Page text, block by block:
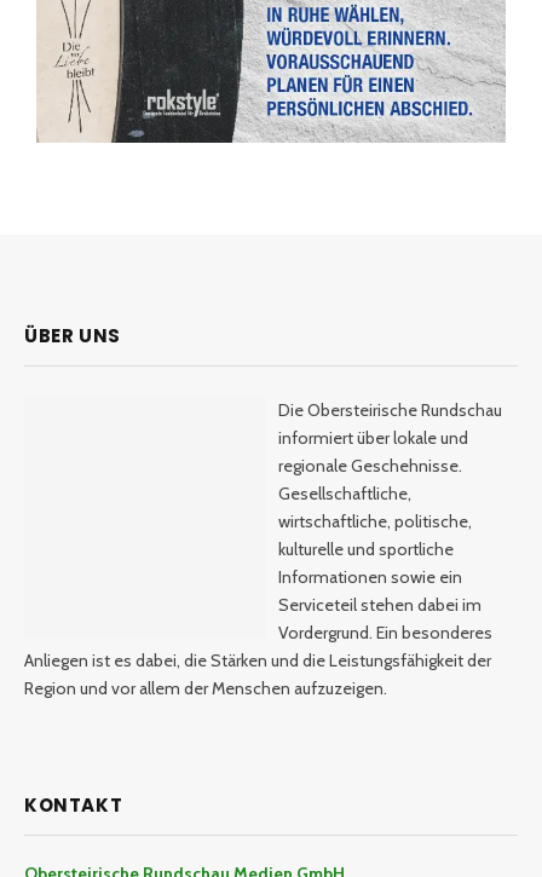
ÜBER UNS
Die Obersteirische Rundschau
informiert über lokale und
regionale Geschehnisse.
Gesellschaftliche,
wirtschaftliche, politische,
kulturelle und sportliche
Informationen sowie ein
Serviceteil stehen dabei im
Vordergrund. Ein besonderes
Anliegen ist es dabei, die Stärken und die Leistungsfähigkeit der
Region und vor allem der Menschen aufzuzeigen.
KONTAKT